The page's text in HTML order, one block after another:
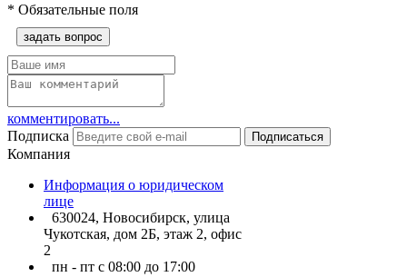
* Обязательные поля
задать вопрос
комментировать...
Подписка
Подписаться
Компания
Информация о юридическом
лице
630024, Новосибирск, улица
Чукотская, дом 2Б, этаж 2, офис
2
пн - пт с 08:00 до 17:00